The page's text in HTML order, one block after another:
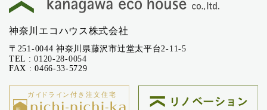
神奈川エコハウス株式会社
〒251-0044 神奈川県藤沢市辻堂太平台2-11-5
TEL :0120-28-0054
FAX : 0466-33-5729